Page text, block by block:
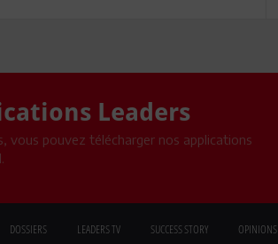
Leaders
vous pouvez télécharger nos applications
DOSSIERS LEADERS TV SUCCESS STORY OPINIONS